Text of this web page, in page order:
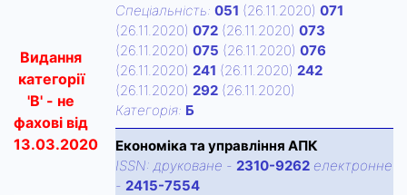
Видання
категорії
'В' - не
фахові від
13.03.2020
Спецiальнiсть: 051 (26.11.2020) 071
(26.11.2020) 072 (26.11.2020) 073
(26.11.2020) 075 (26.11.2020) 076
(26.11.2020) 241 (26.11.2020) 242
(26.11.2020) 292 (26.11.2020)
Категорiя: Б
Економіка та управління АПК
ISSN: друковане - 2310-9262 електронне
- 2415-7554